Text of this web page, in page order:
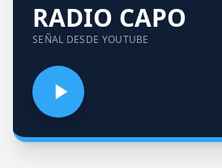
RADIO CAPO
SEÑAL DESDE YOUTUBE